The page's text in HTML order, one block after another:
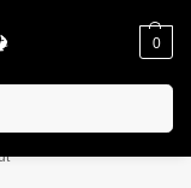
0